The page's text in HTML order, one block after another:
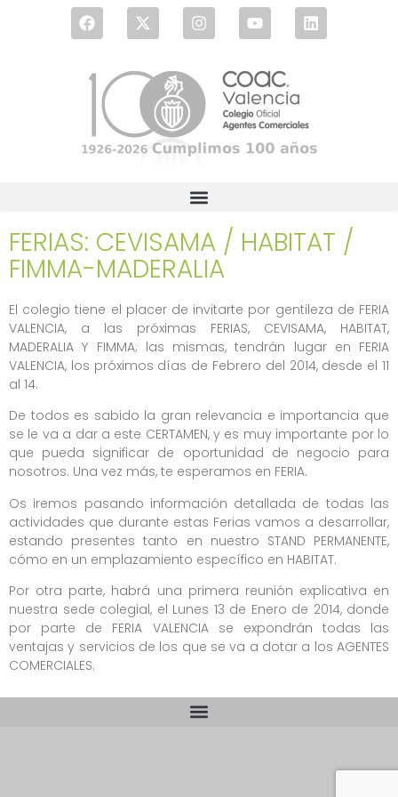
FERIAS: CEVISAMA / HABITAT /
FIMMA-MADERALIA
El colegio tiene el placer de invitarte por gentileza de FERIA
VALENCIA, a las próximas FERIAS, CEVISAMA, HABITAT,
MADERALIA Y FIMMA; las mismas, tendrán lugar en FERIA
VALENCIA, los próximos días de Febrero del 2014, desde el 11
al 14.
De todos es sabido la gran relevancia e importancia que
se le va a dar a este CERTAMEN, y es muy importante por lo
que pueda significar de oportunidad de negocio para
nosotros. Una vez más, te esperamos en FERIA.
Os iremos pasando información detallada de todas las
actividades que durante estas Ferias vamos a desarrollar,
estando presentes tanto en nuestro STAND PERMANENTE,
cómo en un emplazamiento específico en HABITAT.
Por otra parte, habrá una primera reunión explicativa en
nuestra sede colegial, el Lunes 13 de Enero de 2014, donde
por parte de FERIA VALENCIA se expondrán todas las
ventajas y servicios de los que se va a dotar a los AGENTES
COMERCIALES.